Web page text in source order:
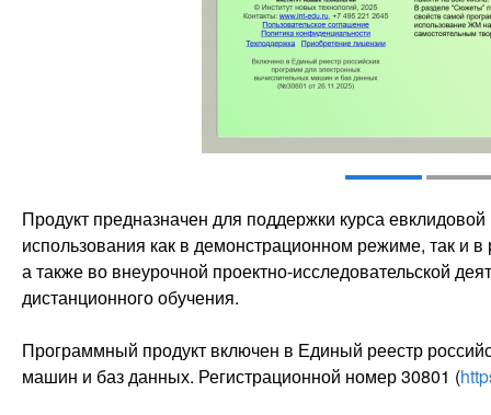
Продукт предназначен для поддержки курса
использования как в демонстрационном режиме, так и
а также во внеурочной проектно-исследовательской
дистанционного обучения.
Программный продукт включен в Единый реестр
машин и баз данных. Регистрационной номер 30801 (